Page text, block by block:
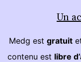
Un
Medg est gratuit
contenu est libre